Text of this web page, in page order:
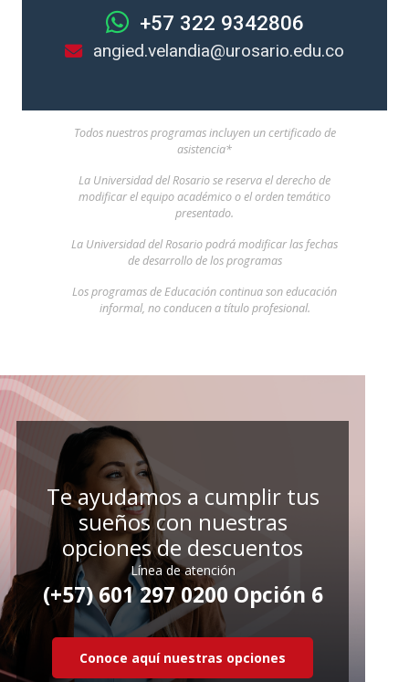
+57 322 9342806
angied.velandia@urosario.edu.co
Todos nuestros programas incluyen un certificado de
asistencia*
La Universidad del Rosario se reserva el derecho de
modificar el equipo académico o el orden temático
presentado.
La Universidad del Rosario podrá modificar las fechas
de desarrollo de los programas
Los programas de Educación continua son educación
informal, no conducen a título profesional.
Te ayudamos a cumplir tus
sueños con nuestras
opciones de descuentos
Línea de atención
(+57) 601 297 0200 Opción 6
Conoce aquí nuestras opciones